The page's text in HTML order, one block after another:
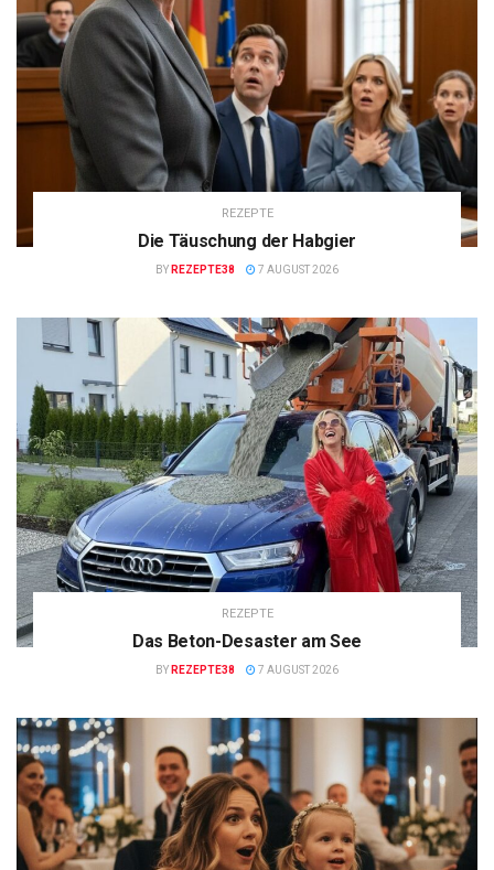
REZEPTE
Die Täuschung der Habgier
BY REZEPTE38 7 AUGUST 2026
REZEPTE
Das Beton-Desaster am See
BY REZEPTE38 7 AUGUST 2026